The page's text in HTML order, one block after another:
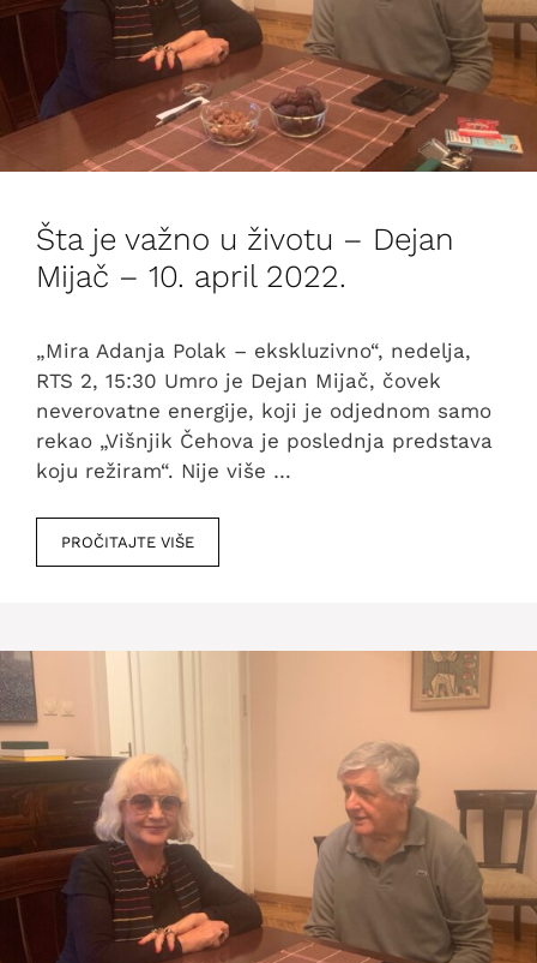
Šta je važno u životu – Dejan
Mijač – 10. april 2022.
„Mira Adanja Polak – ekskluzivno“, nedelja,
RTS 2, 15:30 Umro je Dejan Mijač, čovek
neverovatne energije, koji je odjednom samo
rekao „Višnjik Čehova je poslednja predstava
koju režiram“. Nije više …
PROČITAJTE VIŠE